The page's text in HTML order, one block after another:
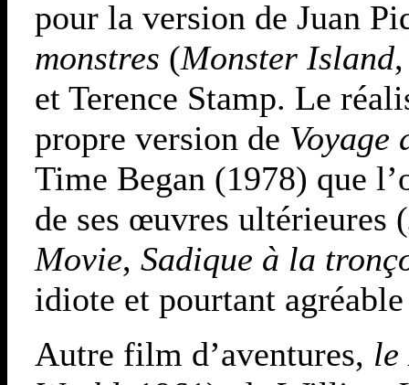
pour la version de Juan
monstres (Monster Island
et Terence Stamp. Le
propre version de Voyage
Time Began (1978) que
de ses œuvres ultérieures (
Movie, Sadique à la
idiote et pourtant
Autre film d’aventures, le